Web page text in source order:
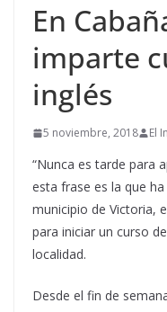
En
imparte
inglés
5 noviembre, 2018 El
“Nunca es tarde para
esta frase es la que
municipio de Victoria,
para iniciar un curso
localidad.
Desde el fin de